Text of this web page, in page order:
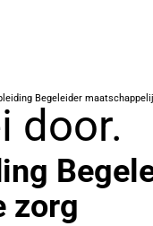
door.
Begeleider
zorg